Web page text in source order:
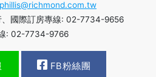
phillis@richmond.com.tw
、國際訂房專線: 02-7734-9656
: 02-7734-9766
FB粉絲團